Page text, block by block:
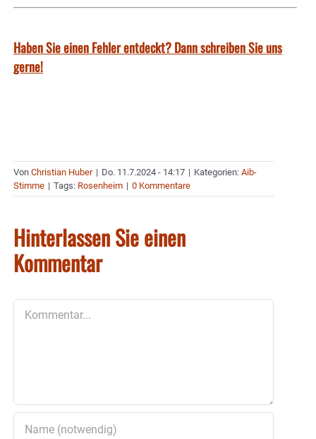
Haben Sie einen Fehler entdeckt? Dann schreiben Sie uns
gerne!
Von Christian Huber | Do. 11.7.2024 - 14:17 | Kategorien: Aib-
Stimme | Tags: Rosenheim | 0 Kommentare
Hinterlassen Sie einen
Kommentar